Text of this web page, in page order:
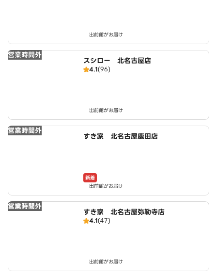
出前館がお届け
営業時間外
スシロー 北名古屋店
4.1(96)
出前館がお届け
営業時間外
すき家 北名古屋鹿田店
新着
出前館がお届け
営業時間外
すき家 北名古屋弥勒寺店
4.1(47)
出前館がお届け